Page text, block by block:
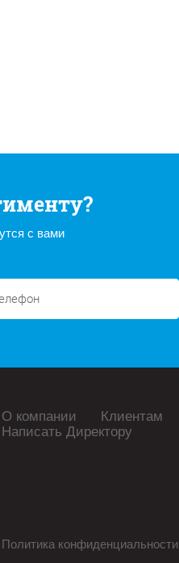
с вами
О компании Клиентам
Написать Директору
Политика конфиденциальности